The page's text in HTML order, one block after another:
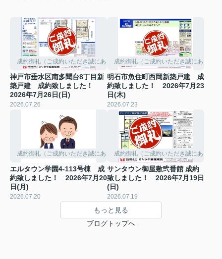
成約御礼（ご成約いただき誠にありがとうございました。）
神戸市垂水区南多聞台8丁目新
築戸建 成約致しました！
2026年7月26日(日)
2026.07.26
成約御礼（ご成約いただき誠にありが
明石市魚住町西岡新築戸建 成
約致しました！ 2026年7月23
日(木)
2026.07.23
成約御礼（ご成約いただき誠にありがとうございました。）
エルタウン学園4-113号棟 成
約致しました！ 2026年7月20
日(月)
2026.07.20
成約御礼（ご成約いただき誠にありが
サンタウン御屋敷弐番館 成約
致しました！ 2026年7月19日
(日)
2026.07.19
もっと見る
ブログトップへ